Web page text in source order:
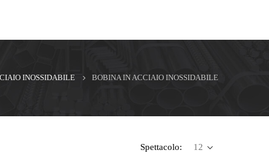
INOSSIDABILE BOBINA IN ACCIAIO INOSSIDABILE
Spettacolo: